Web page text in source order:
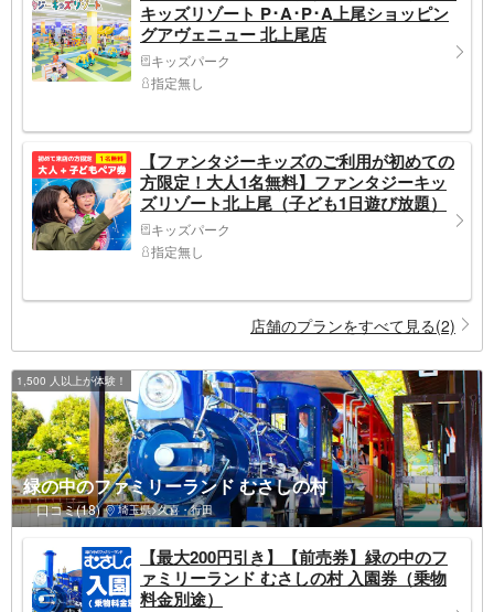
キッズリゾート P･A･P･A上尾ショッピン
グアヴェニュー 北上尾店
キッズパーク
指定無し
【ファンタジーキッズのご利用が初めての
方限定！大人1名無料】ファンタジーキッ
ズリゾート北上尾（子ども1日遊び放題）
キッズパーク
指定無し
店舗のプランをすべて見る(2)
1,500 人以上が体験！
緑の中のファミリーランド むさしの村
口コミ(18) 埼玉県>久喜・行田
【最大200円引き】【前売券】緑の中のフ
ァミリーランド むさしの村 入園券（乗物
料金別途）